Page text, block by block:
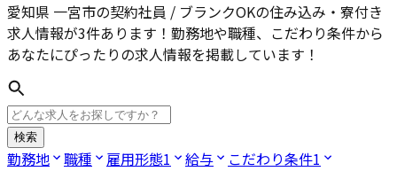
愛知県 一宮市の契約社員 / ブランクOKの住み込み・寮付き
求人情報が3件あります！勤務地や職種、こだわり条件から
あなたにぴったりの求人情報を掲載しています！
検索
勤務地 職種 雇用形態1 給与 こだわり条件1